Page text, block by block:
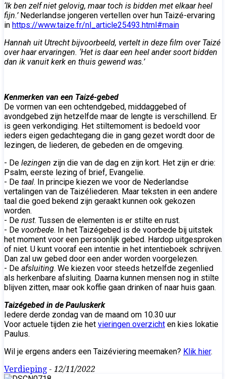
‘Ik ben zelf niet gelovig, maar toch is bidden met elkaar heel
fijn.’Nederlandse jongeren vertellen over hun Taizé-ervaring
in https://www.taize.fr/nl_article25493.html#main
Hannah uit Utrecht bijvoorbeeld, vertelt in deze film over Taizé
over haar ervaringen. ‘Het is daar een heel ander soort bidden
dan ik vanuit kerk en thuis gewend was.’
Kenmerken van een Taizé-gebed
De vormen van een ochtendgebed, middaggebed of
avondgebed zijn hetzelfde maar de lengte is verschillend. Er
is geen verkondiging. Het stiltemoment is bedoeld voor
ieders eigen gedachtegang die in gang gezet wordt door de
lezingen, de liederen, de gebeden en de omgeving.
- De lezingen zijn die van de dag en zijn kort. Het zijn er drie:
Psalm, eerste lezing of brief, Evangelie.
- De taal. In principe kiezen we voor de Nederlandse
vertalingen van de Taizéliederen. Maar teksten in een andere
taal die goed bekend zijn geraakt kunnen ook gekozen
worden.
- De rust. Tussen de elementen is er stilte en rust.
- De voorbede. In het Taizégebed is de voorbede bij uitstek
het moment voor een persoonlijk gebed. Hardop uitgesproken
of niet. U kunt vooraf een intentie in het intentieboek schrijven.
Dan zal uw gebed door een ander worden voorgelezen.
- De afsluiting. We kiezen voor steeds hetzelfde zegenlied
als herkenbare afsluiting. Daarna kunnen mensen nog in stilte
blijven zitten, maar ook koffie gaan drinken of naar huis gaan.
Taizégebed in de Pauluskerk
Iedere derde zondag van de maand om 10.30 uur
Voor actuele tijden zie het vieringen overzicht en kies lokatie
Paulus.
Wil je ergens anders een Taizéviering meemaken? Klik hier.
Verdieping - 12/11/2022